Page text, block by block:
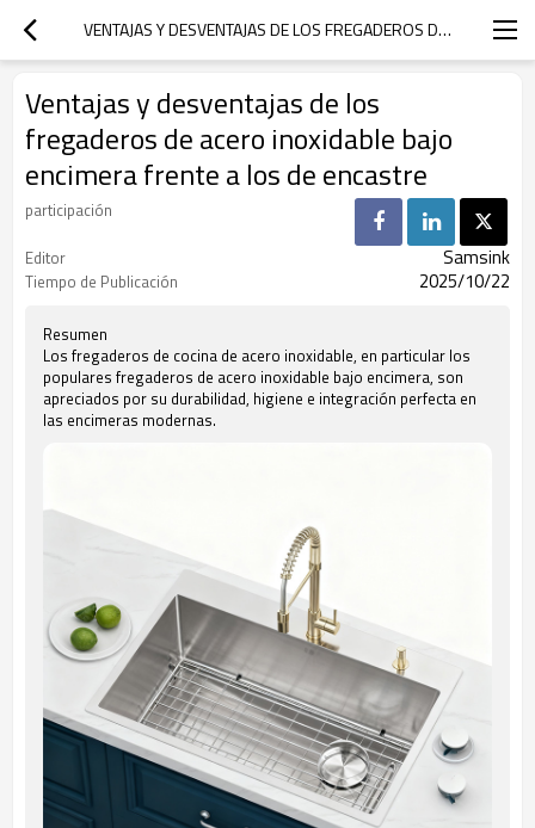
VENTAJAS Y DESVENTAJAS DE LOS FREGADEROS DE ACERO INOXIDABLE BAJO ENCIMERA FRENTE A LOS DE ENCASTRE
Ventajas y desventajas de los
fregaderos de acero inoxidable bajo
encimera frente a los de encastre
participación
Editor
Samsink
Tiempo de Publicación 2025/10/22
Resumen
Los fregaderos de cocina de acero inoxidable, en particular los
populares fregaderos de acero inoxidable bajo encimera, son
apreciados por su durabilidad, higiene e integración perfecta en
las encimeras modernas.